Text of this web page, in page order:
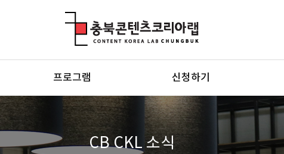
프로그램 신청하기
CB CKL 소식